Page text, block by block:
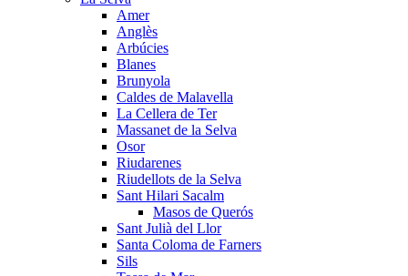
Amer
Anglès
Arbúcies
Blanes
Brunyola
Caldes de Malavella
La Cellera de Ter
Massanet de la Selva
Osor
Riudarenes
Riudellots de la Selva
Sant Hilari Sacalm
Masos de Querós
Sant Julià del Llor
Santa Coloma de Farners
Sils